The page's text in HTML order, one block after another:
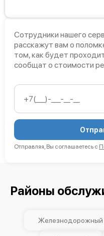
Сотрудники нашего
расскажут вам о
том, как будет
сообщат о стоимости
Отправляя, Вы соглашаетесь с
Районы
Железнодорожный